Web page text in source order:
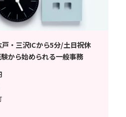
戸・三沢ICから5分/土日祝休
から始められる一般事務